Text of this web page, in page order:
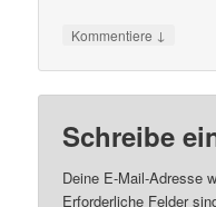
Kommentiere ↓
Schreibe
Deine E-Mail-Adresse
Erforderliche Felder